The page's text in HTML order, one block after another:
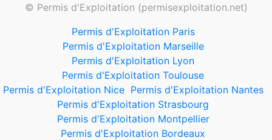
© Permis d'Exploitation (permisexploitation.net)
Permis d'Exploitation Paris
Permis d'Exploitation Marseille
Permis d'Exploitation Lyon
Permis d'Exploitation Toulouse
Permis d'Exploitation Nice Permis d'Exploitation Nantes
Permis d'Exploitation Strasbourg
Permis d'Exploitation Montpellier
Permis d'Exploitation Bordeaux